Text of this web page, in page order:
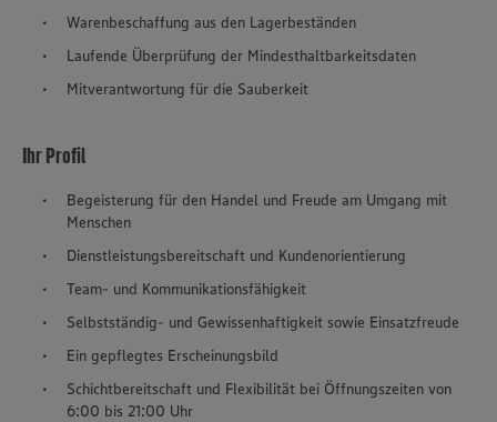
Warenbeschaffung aus den Lagerbeständen
Laufende Überprüfung der Mindesthaltbarkeitsdaten
Mitverantwortung für die Sauberkeit
Ihr Profil
Begeisterung für den Handel und Freude am Umgang mit
Menschen
Dienstleistungsbereitschaft und Kundenorientierung
Team- und Kommunikationsfähigkeit
Selbstständig- und Gewissenhaftigkeit sowie Einsatzfreude
Ein gepflegtes Erscheinungsbild
Schichtbereitschaft und Flexibilität bei Öffnungszeiten von
6:00 bis 21:00 Uhr